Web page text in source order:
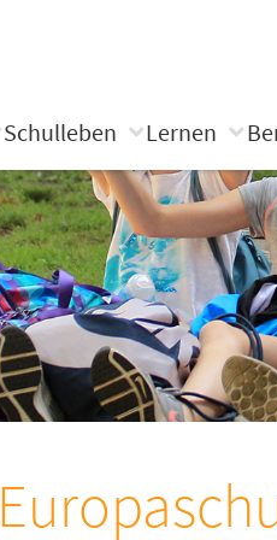
Schulleben Lernen